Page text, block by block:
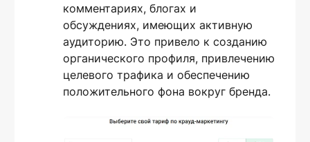
комментариях, блогах и
обсуждениях, имеющих активную
аудиторию. Это привело к созданию
органического профиля, привлечению
целевого трафика и обеспечению
положительного фона вокруг бренда.